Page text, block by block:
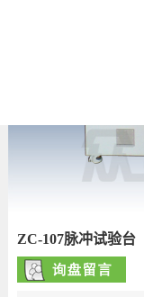
ZC-107脉冲试验台